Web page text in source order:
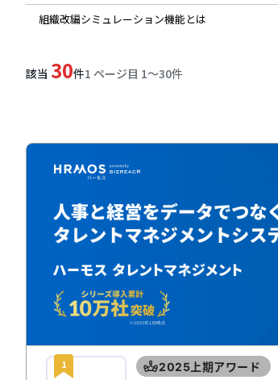
組織改編シミュレーション機能とは
該当 30件1 ページ目 1〜30件
1 2025上期アワード